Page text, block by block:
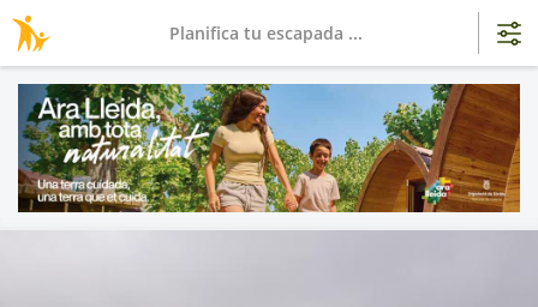
Planifica tu escapada ...